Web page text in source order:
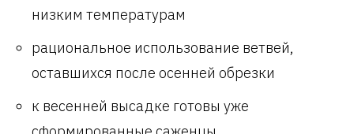
низким температурам
рациональное использование ветвей,
оставшихся после осенней обрезки
к весенней высадке готовы уже